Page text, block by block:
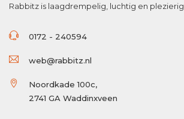
Rabbitz is laagdrempelig, luchtig en plezierig.
0172 - 240594
web@rabbitz.nl
Noordkade 100c,
2741 GA Waddinxveen